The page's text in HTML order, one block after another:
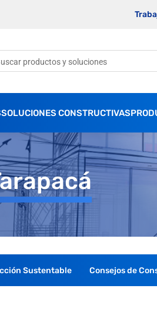
SOLUCIONES CONSTRUCTIVAS
Sustentable Consejos de